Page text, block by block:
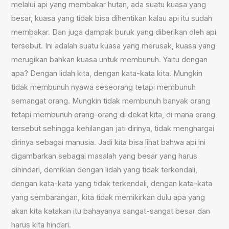
melalui api yang membakar hutan, ada suatu kuasa yang
besar, kuasa yang tidak bisa dihentikan kalau api itu sudah
membakar. Dan juga dampak buruk yang diberikan oleh api
tersebut. Ini adalah suatu kuasa yang merusak, kuasa yang
merugikan bahkan kuasa untuk membunuh. Yaitu dengan
apa? Dengan lidah kita, dengan kata-kata kita. Mungkin
tidak membunuh nyawa seseorang tetapi membunuh
semangat orang. Mungkin tidak membunuh banyak orang
tetapi membunuh orang-orang di dekat kita, di mana orang
tersebut sehingga kehilangan jati dirinya, tidak menghargai
dirinya sebagai manusia. Jadi kita bisa lihat bahwa api ini
digambarkan sebagai masalah yang besar yang harus
dihindari, demikian dengan lidah yang tidak terkendali,
dengan kata-kata yang tidak terkendali, dengan kata-kata
yang sembarangan, kita tidak memikirkan dulu apa yang
akan kita katakan itu bahayanya sangat-sangat besar dan
harus kita hindari.